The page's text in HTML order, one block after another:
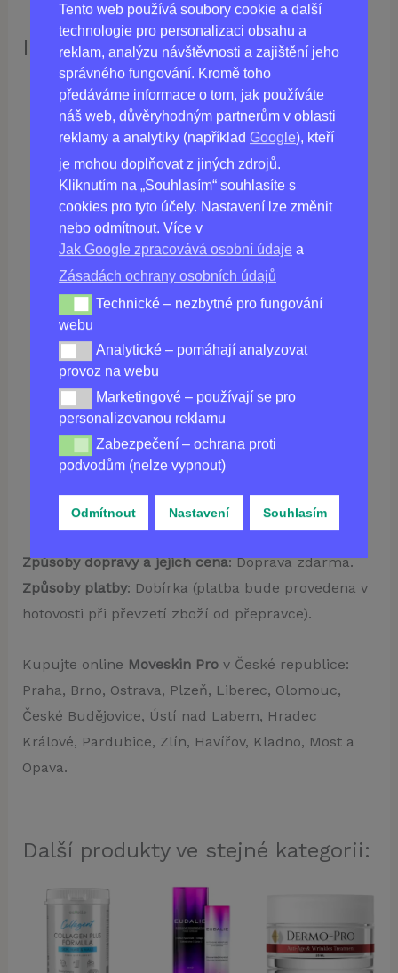
Tento web používá soubory cookie a další
technologie pro personalizaci obsahu a
reklam, analýzu návštěvnosti a zajištění jeho
správného fungování. Kromě toho
předáváme informace o tom, jak používáte
náš web, důvěryhodným partnerům v oblasti
reklamy a analytiky (například Google), kteří
je mohou doplňovat z jiných zdrojů.
Kliknutím na „Souhlasím“ souhlasíte s
cookies pro tyto účely. Nastavení lze změnit
nebo odmítnout. Více v
Jak Google zpracovává osobní údaje a
Zásadách ochrany osobních údajů
Technické – nezbytné pro fungování webu
Technické – nezbytné pro fungování
webu
Analytické – pomáhají analyzovat provoz na webu
Analytické – pomáhají analyzovat
provoz na webu
Marketingové – používají se pro personalizovanou
Marketingové – používají se pro
personalizovanou reklamu
Zabezpečení – ochrana proti podvodům (nelze
Zabezpečení – ochrana proti
podvodům (nelze vypnout)
Odmítnout Nastavení Souhlasím
Informace o produktu
Forma:Práškový nápoj
Hmotnost:82,5 g
Podmínky výdeje: Bez receptu
KoupitMOVESKIN PROv ČR
1130,00Kč
Není skladem
Způsoby dopravy a jejich cena: Doprava zdarma.
Způsoby platby: Dobírka (platba bude provedena v
hotovosti při převzetí zboží od přepravce).
Kupujte online Moveskin Prov České republice:
Praha, Brno, Ostrava, Plzeň, Liberec, Olomouc,
České Budějovice, Ústí nad Labem, Hradec
Králové, Pardubice, Zlín, Havířov, Kladno, Most a
Opava.
Další produkty ve stejné kategorii: